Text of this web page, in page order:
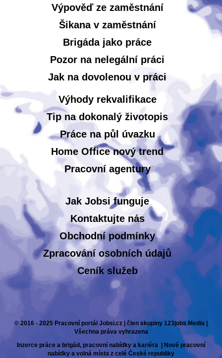
Výpověď ze zaměstnání
Šikana v zaměstnání
Brigáda jako práce
Pozor na nelegální práci
Jak na dovolenou v práci
Výhody rekvalifikace
Tip na dokonalý životopis
Práce na půl úvazku
Home Office nový trend
Pracovní agentury
Jak Jobsi funguje
Kontaktujte nás
Obchodní podmínky
Zpracování osobních údajů
Ceník služeb
© 2016 - 2025 Pracovní portál Jobsi.cz | člen skupiny 123jobs Media |
Všechna práva vyhrazena
Inzerce práce a brigád, pracovní nabídky a kariéra | Nové pracovní
nabídky a volná místa z celé České republiky